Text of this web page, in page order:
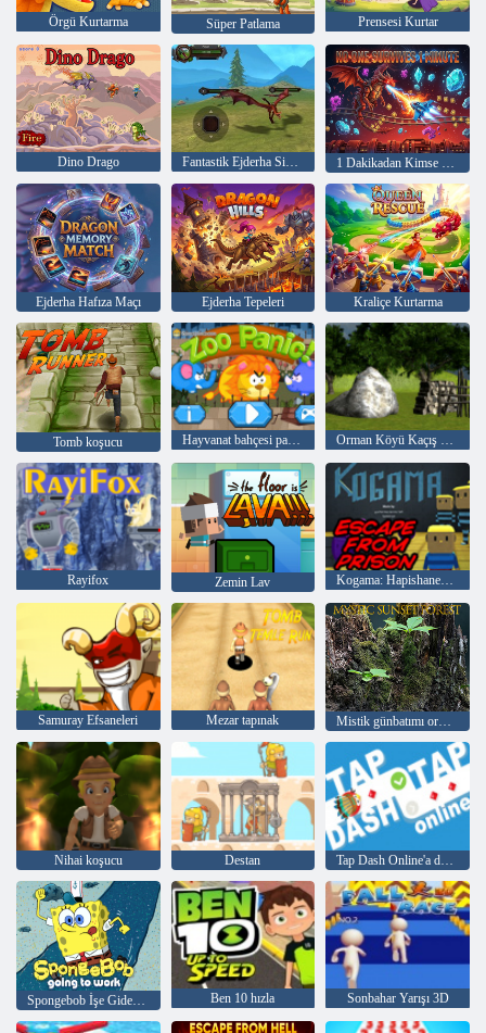
Örgü Kurtarma Süper Patlama Prensesi Kurtar
Dino Drago Fantastik Ejderha Simülatörü 1 Dakikadan Kimse Hayatta Kalamaz
Ejderha Hafıza Maçı Ejderha Tepeleri Kraliçe Kurtarma
Tomb koşucu Hayvanat bahçesi paniği Orman Köyü Kaçış Bölüm 2
Rayifox Zemin Lav Kogama: Hapishaneden Kaçış
Samuray Efsaneleri Mezar tapınak Mistik günbatımı ormanı
Nihai koşucu Destan Tap Dash Online'a dokunun
Ben 10 hızla Sonbahar Yarışı 3D